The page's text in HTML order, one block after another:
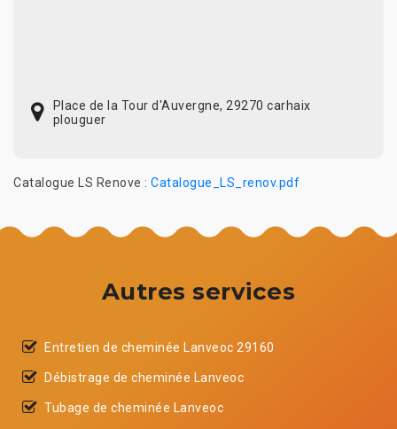
Place de la Tour d'Auvergne, 29270 carhaix
plouguer
Catalogue LS Renove : Catalogue_LS_renov.pdf
Autres services
Entretien de cheminée Lanveoc 29160
Débistrage de cheminée Lanveoc
Tubage de cheminée Lanveoc